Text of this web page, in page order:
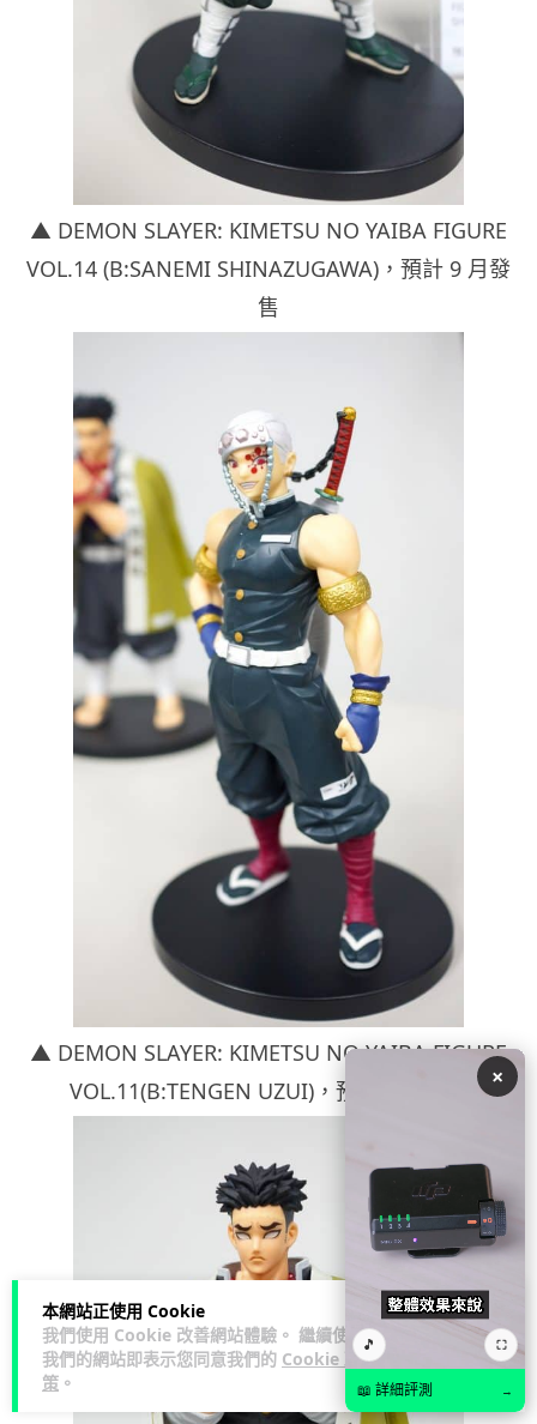
本網站正使用 Cookie
我們使用 Cookie 改善網站體驗。 繼續使用
我們的網站即表示您同意我們的 Cookie 政
策 。
▲ DEMON SLAYER: KIMETSU NO YAIBA FIGURE
VOL.14 (B:SANEMI SHINAZUGAWA) ，預計 9 月發
售
▲ DEMON SLAYER: KIMETSU NO YAIBA FIGURE
VOL.11(B:TENGEN UZUI) ，預計 8 月發售
×
🎵 ⛶
📖 詳細評測 →